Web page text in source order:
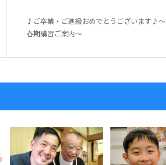
♪ご卒業・ご進級おめでとうございます♪～
春期講習ご案内～